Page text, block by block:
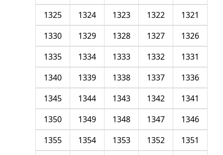
1321
1322
1323
1324
1325
1326
1327
1328
1329
1330
1331
1332
1333
1334
1335
1336
1337
1338
1339
1340
1341
1342
1343
1344
1345
1346
1347
1348
1349
1350
1351
1352
1353
1354
1355